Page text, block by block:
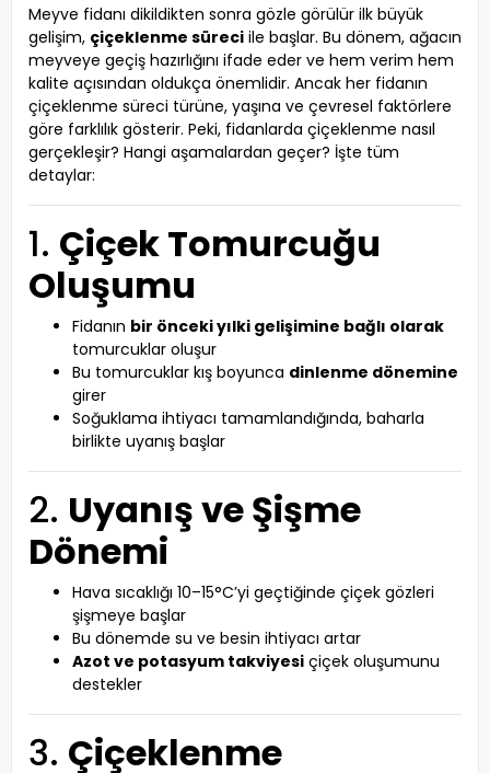
Meyve fidanı dikildikten sonra gözle görülür ilk büyük
gelişim, çiçeklenme süreci ile başlar. Bu dönem, ağacın
meyveye geçiş hazırlığını ifade eder ve hem verim hem
kalite açısından oldukça önemlidir. Ancak her fidanın
çiçeklenme süreci türüne, yaşına ve çevresel faktörlere
göre farklılık gösterir. Peki, fidanlarda çiçeklenme nasıl
gerçekleşir? Hangi aşamalardan geçer? İşte tüm
detaylar:
1. Çiçek Tomurcuğu
Oluşumu
Fidanın bir önceki yılki gelişimine bağlı olarak
tomurcuklar oluşur
Bu tomurcuklar kış boyunca dinlenme dönemine
girer
Soğuklama ihtiyacı tamamlandığında, baharla
birlikte uyanış başlar
2. Uyanış ve Şişme
Dönemi
Hava sıcaklığı 10–15°C’yi geçtiğinde çiçek gözleri
şişmeye başlar
Bu dönemde su ve besin ihtiyacı artar
Azot ve potasyum takviyesi çiçek oluşumunu
destekler
3. Çiçeklenme